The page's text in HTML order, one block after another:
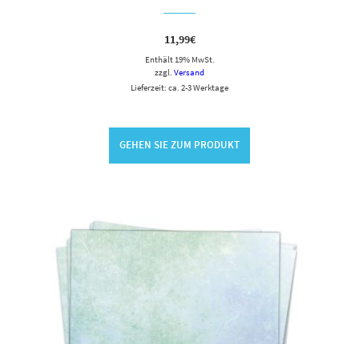
11,99€
Enthält 19% MwSt.
zzgl. Versand
Lieferzeit: ca. 2-3 Werktage
GEHEN SIE ZUM PRODUKT